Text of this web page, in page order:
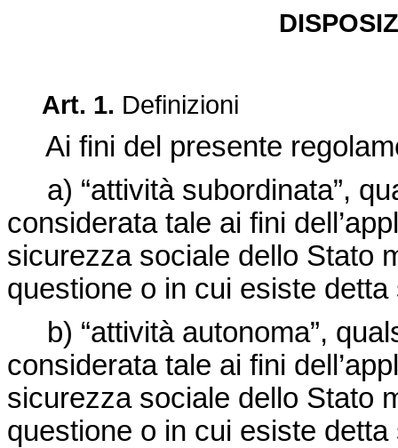
Art. 1. Definizioni
Ai fini del presente
a) “attività subordinata”,
considerata tale ai fini
sicurezza sociale dello Stato
questione o in cui esiste detta
b) “attività autonoma”,
considerata tale ai fini
sicurezza sociale dello Stato
questione o in cui esiste detta